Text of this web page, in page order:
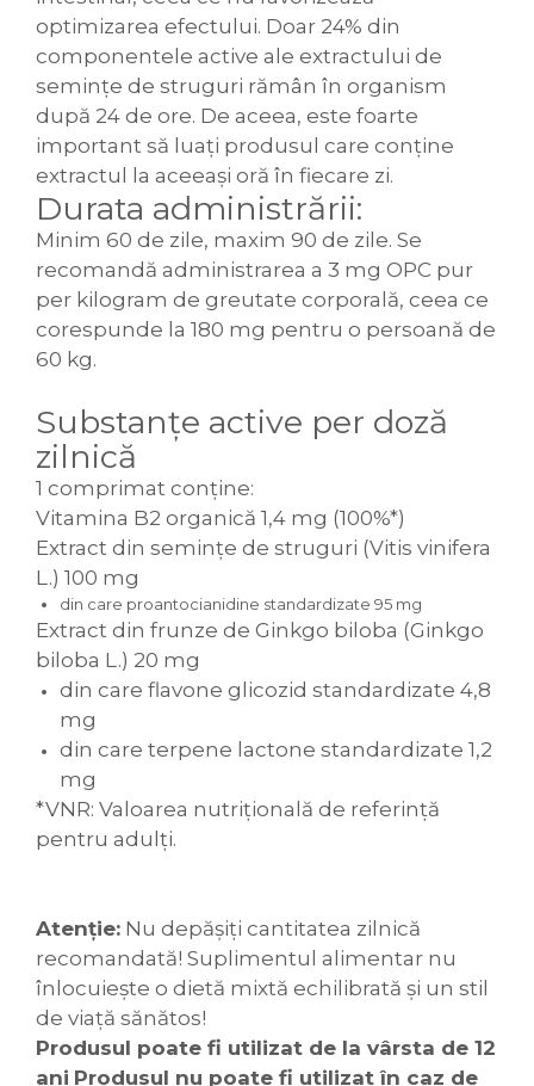
optimizarea efectului. Doar 24% din
componentele active ale extractului de
semințe de struguri rămân în organism
după 24 de ore. De aceea, este foarte
important să luați produsul care conține
extractul la aceeași oră în fiecare zi.
Durata administrării:
Minim 60 de zile, maxim 90 de zile. Se
recomandă administrarea a 3 mg OPC pur
per kilogram de greutate corporală, ceea ce
corespunde la 180 mg pentru o persoană de
60 kg.
Substanțe active per doză
zilnică
1 comprimat conține:
Vitamina B2 organică 1,4 mg (100%*)
Extract din semințe de struguri (Vitis vinifera
L.) 100 mg
din care proantocianidine standardizate 95 mg
Extract din frunze de Ginkgo biloba (Ginkgo
biloba L.) 20 mg
din care flavone glicozid standardizate 4,8
mg
din care terpene lactone standardizate 1,2
mg
*VNR: Valoarea nutrițională de referință
pentru adulți.
Atenție: Nu depășiți cantitatea zilnică
recomandată! Suplimentul alimentar nu
înlocuiește o dietă mixtă echilibrată și un stil
de viață sănătos!
Produsul poate fi utilizat de la vârsta de 12
ani Produsul nu poate fi utilizat în caz de